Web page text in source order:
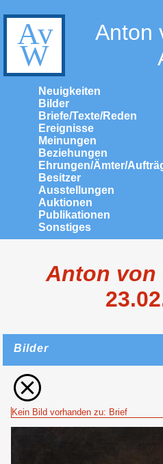
Anton
Neuigkeiten
Bilder
Briefe/Texte/Reden
Ereignisse
Meinungen
Beziehungen
Ehrungen/Ämter/
Besitzer
Ausstellungen
Auktionen
Publikationen
Sonstiges
Anton von
Bilder
Kein Bild vorhanden zu: Brief